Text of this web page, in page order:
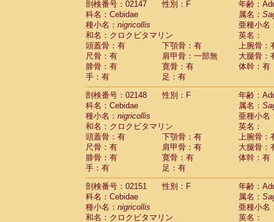
CercopithecidaeCercopithecus
Cercopithecidae
Cercopithecus
Cercopithecidae
Cercopithecus mitis
CercopithecidaeCercopithecus mitis
CercopithecidaeCercopithecus mitis
CercopithecidaeCercopithecus mona
CercopithecidaeCercopithecus
CercopithecidaeCercopithecus
CercopithecidaeCercopithecus
Cercopithecidae
Cercopithecusspp.(0)
Cercopithecidae
Chlorocebus
CercopithecidaeChlorocebus
CercopithecidaeErythrocebus patas
CercopithecidaeMiopithecus talapoin
CercopithecidaeCercopithecinae spp.
CercopithecidaeColobus angolensis
CercopithecidaeColobus guereza (0)
Cercopithecidae Colobus polykomos
Cercopithecidae Piliocolobus badius
Cercopithecidae Kasi senex vetulus
剖検番号：02147
性別：F
年齢：
科名：Cebidae
属名：
種小名： nigricollis
亜種小名
和名：クロクビタマリン
英名：
頭蓋骨：有
下顎骨：有
上腕骨：
尺骨：有
肩甲骨：一部無
大腿骨：
腓骨：有
寛骨：有
体幹：有
手：有
足：有
剖検番号：02148
性別：F
年齢：
科名：Cebidae
属名：
種小名： nigricollis
亜種小名
和名：クロクビタマリン
英名：
頭蓋骨：有
下顎骨：有
上腕骨：
尺骨：有
肩甲骨：有
大腿骨：
腓骨：有
寛骨：有
体幹：有
手：有
足：有
剖検番号：02151
性別：F
年齢：
科名：Cebidae
属名：
種小名： nigricollis
亜種小名
和名：クロクビタマリン
英名：